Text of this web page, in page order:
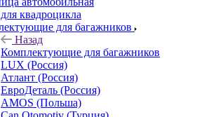
квадроцикла
для багажников
Назад
Комплектующие для багажников
LUX (Россия)
Атлант (Россия)
ЕвроДеталь (Россия)
AMOS (Польша)